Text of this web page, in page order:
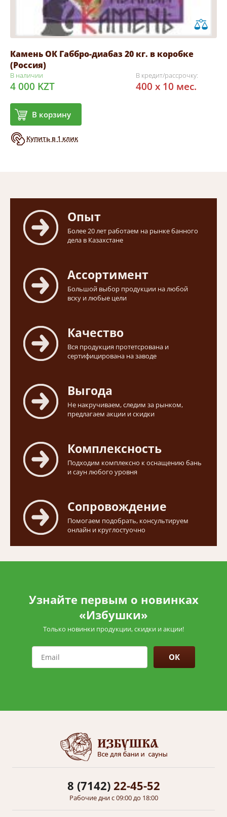
Камень ОК Габбро-диабаз 20 кг. в коробке
(Россия)
В наличии
4 000 KZT
В корзину
Купить в 1 клик
В кредит/рассрочку:
400 x 10 мес.
Опыт
Более 20 лет работаем на рынке банного
дела в Казахстане
Ассортимент
Большой выбор продукции на любой
вску и любые цели
Качество
Вся продукция протетсрована и
сертифицирована на заводе
Выгода
Не накручиваем, следим за рынком,
предлагаем акции и скидки
Комплексность
Подходим комплексно к оснащению бань
и саун любого уровня
Сопровождение
Помогаем подобрать, консультируем
онлайн и круглостуочно
Узнайте первым о новинках
«Избушки»
Только новинки продукции, скидки и акции!
ОК
8 (7142)22-45-52
Рабочие дни с 09:00 до 18:00